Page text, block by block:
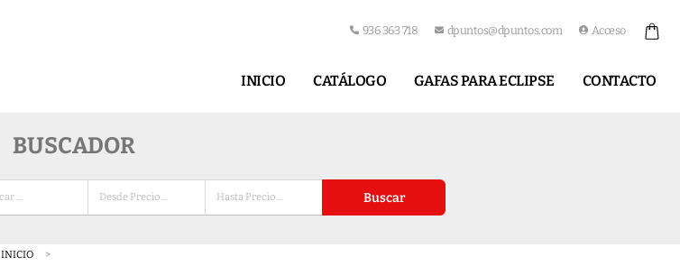
936 363 718 dpuntos@dpuntos.com Acceso
INICIO CATÁLOGO GAFAS PARA ECLIPSE CONTACTO
BUSCADOR
Buscar
INICIO